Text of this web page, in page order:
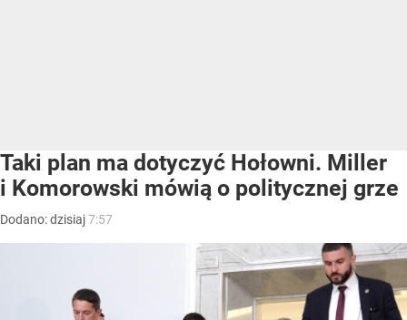
Taki plan ma dotyczyć Hołowni. Miller
i Komorowski mówią o politycznej grze
Dodano:dzisiaj7:57